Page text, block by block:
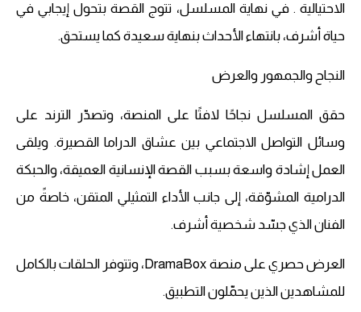
الاحتيالية . في نهاية المسلسل، تتوج القصة بتحول إيجابي في
حياة أشرف، بانتهاء الأحداث بنهاية سعيدة كما يستحق.
النجاح والجمهور والعرض
حقق المسلسل نجاحًا لافتًا على المنصة، وتصدّر الترند على
وسائل التواصل الاجتماعي بين عشاق الدراما القصيرة. ويلقى
العمل إشادة واسعة بسبب القصة الإنسانية العميقة، والحبكة
الدرامية المشوّقة، إلى جانب الأداء التمثيلي المتقن، خاصةً من
الفنان الذي جسّد شخصية أشرف.
العرض حصري على منصة DramaBox، وتتوفر الحلقات بالكامل
للمشاهدين الذين يحمّلون التطبيق.